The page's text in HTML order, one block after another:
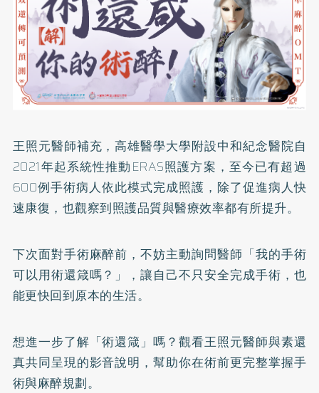
王照元醫師補充，高雄醫學大學附設中和紀念醫院自
2021年起系統性推動ERAS照護方案，至今已有超過
600例手術病人依此模式完成照護，除了促進病人快
速康復，也觀察到照護品質與醫療效率都有所提升。
下次面對手術麻醉前，不妨主動詢問醫師「我的手術
可以用術還箴嗎？」，讓自己不只安全完成手術，也
能更快回到原本的生活。
想進一步了解「術還箴」嗎？觀看王照元醫師與素還
真共同呈現的影音說明，幫助你在術前更完整掌握手
術與麻醉規劃。